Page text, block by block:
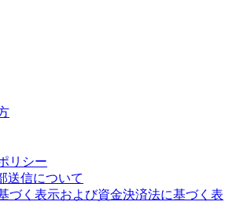
リシー
送信について
づく表示および資金決済法に基づく表